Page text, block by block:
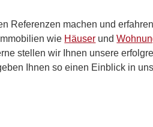
Referenzen machen und
wie Häuser und
stellen wir Ihnen unsere
Ihnen so einen Einblick in